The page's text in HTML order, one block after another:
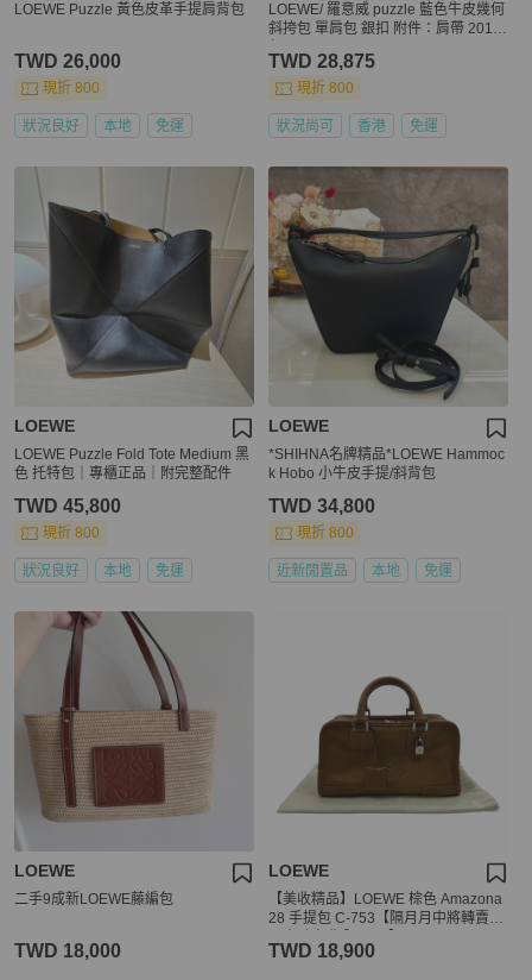
LOEWE Puzzle 黃色皮革手提肩背包
TWD 26,000
現折 800
狀況良好 本地 免運
LOEWE/ 羅意威 puzzle 藍色牛皮幾何
斜挎包 單肩包 銀扣 附件：肩帶 2015
TWD 28,875
現折 800
狀況尚可 香港 免運
LOEWE
LOEWE Puzzle Fold Tote Medium 黑
色 托特包｜專櫃正品｜附完整配件
TWD 45,800
現折 800
狀況良好 本地 免運
LOEWE
*SHIHNA名牌精品*LOEWE Hammoc
k Hobo 小牛皮手提/斜背包
TWD 34,800
現折 800
近新閒置品 本地 免運
LOEWE
二手9成新LOEWE藤編包
TWD 18,000
LOEWE
【美收精品】LOEWE 棕色 Amazona
28 手提包 C-753【隔月月中將轉賣至
TWD 18,900